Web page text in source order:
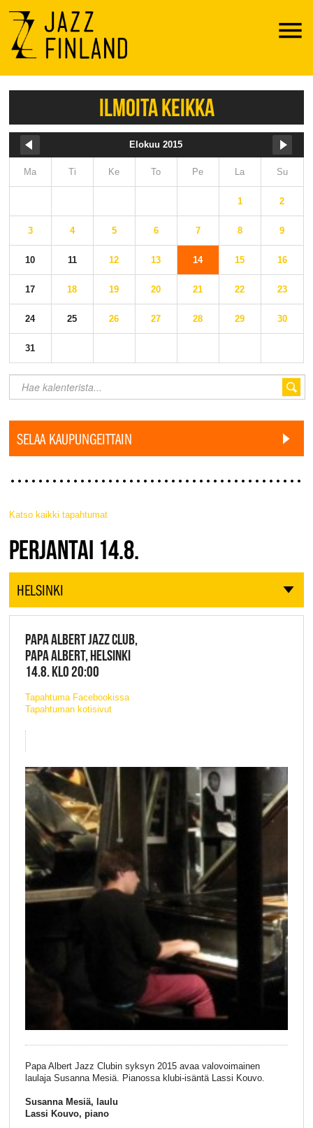
Menu
ILMOITA KEIKKA
Elokuu 2015
Ma Ti Ke To Pe La Su
1 2
3 4 5 6 7 8 9
10 11 12 13 14 15 16
17 18 19 20 21 22 23
24 25 26 27 28 29 30
31
SELAA KAUPUNGEITTAIN
Katso kaikki tapahtumat
JAZZ FINLAND LIVE
PERJANTAI 14.8.
HELSINKI
PAPA ALBERT JAZZ CLUB,
PAPA ALBERT, HELSINKI
14.8. KLO 20:00
Tapahtuma Facebookissa
Tapahtuman kotisivut
Papa Albert Jazz Clubin syksyn 2015 avaa valovoimainen
laulaja Susanna Mesiä. Pianossa klubi-isäntä Lassi Kouvo.
Susanna Mesiä, laulu
Lassi Kouvo, piano